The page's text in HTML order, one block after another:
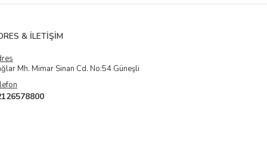
& İLETIŞIM
Mh. Mimar Sinan Cd. No:54 Güneşli